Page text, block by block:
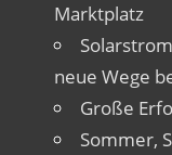
Marktplatz
neue Wege
Große
Sommer,